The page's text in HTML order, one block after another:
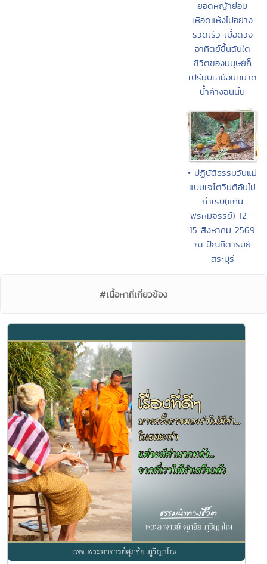
ยอดหญ้าย่อม
เหือดแห้งไปอย่าง
รวดเร็ว เมื่อดวง
อาทิตย์ขึ้นฉันใด
ชีวิตของมนุษย์ก็
เปรียบเสมือนหยาด
น้ำค้างฉันนั้น
• ปฏิบัติธรรมวันแม่
แบบเจโตวิมุติอันไม่
กำเริบ(แก่น
พรหมจรรย์) 12 -
15 สิงหาคม 2569
ณ ปัณฑิตารมย์
สระบุรี
#เนื้อหาที่เกี่ยวข้อง